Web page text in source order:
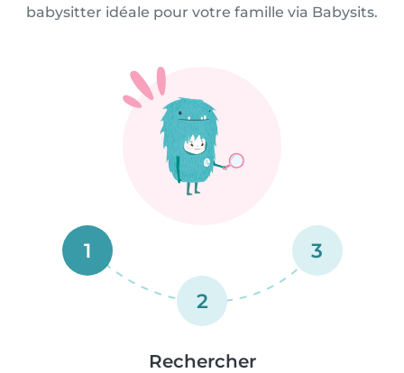
babysitter idéale pour votre famille via Babysits.
1
2
3
Rechercher